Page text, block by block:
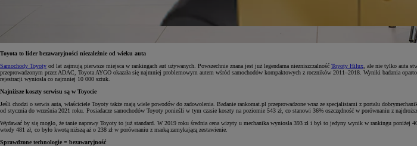
Toyota to lider bezawaryjności niezależnie od wieku auta
Samochody Toyoty od lat zajmują pierwsze miejsca w rankingach aut używanych. Powszechnie znana jest już legendarna niezniszczalność Toyoty Hilux , ale nie tylko auta
przeprowadzonym przez ADAC, Toyota AYGO okazała się najmniej problemowym autem wśród samochodów kompaktowych z roczników 2011–2018. Wyniki badania
rejestracji wyniosła co najmniej 10 000 sztuk.
Najniższe koszty serwisu są w Toyocie
Jeśli chodzi o serwis auta, właściciele Toyoty także mają wiele powodów do zadowolenia. Badanie rankomat.pl przeprowadzone wraz ze specjalistami z portalu
od stycznia do września 2021 roku. Posiadacze samochodów Toyoty ponieśli w tym czasie koszty na poziomie 543 zł, co stanowi 36% oszczędność w porównaniu z
Wydawać by się mogło, że tanie naprawy Toyoty to już standard. W 2019 roku średnia cena wizyty u mechanika wyniosła 393 zł i był to jedyny wynik w rankingu
wtedy 481 zł, co było kwotą niższą aż o 238 zł w porównaniu z marką zamykającą zestawienie.
Sprawdzone technologie = bezawaryjność